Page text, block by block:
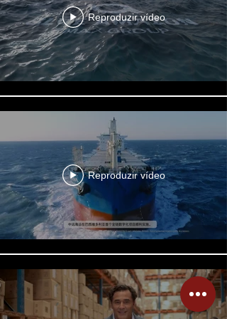
Reproduzir vídeo
Reproduzir vídeo